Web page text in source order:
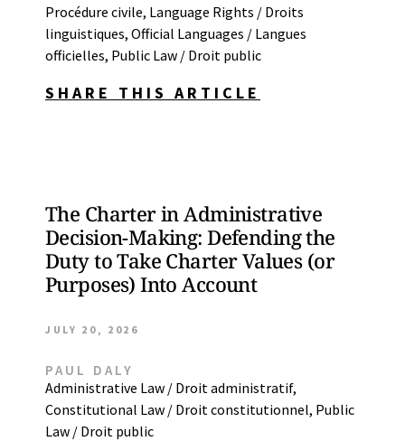
Procédure civile, Language Rights / Droits
linguistiques, Official Languages / Langues
officielles, Public Law / Droit public
SHARE THIS ARTICLE
The Charter in Administrative
Decision-Making: Defending the
Duty to Take Charter Values (or
Purposes) Into Account
JULY 20, 2026
PAUL DALY
Administrative Law / Droit administratif,
Constitutional Law / Droit constitutionnel, Public
Law / Droit public